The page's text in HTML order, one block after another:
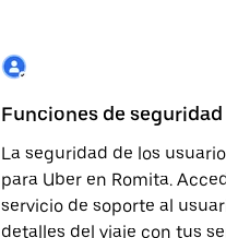
Funciones de
La seguridad de los
para Uber en Romita.
servicio de soporte al
detalles del viaje con tus